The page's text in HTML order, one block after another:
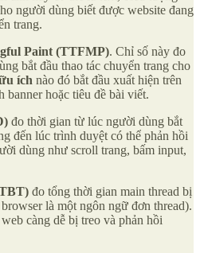
người dùng biết được website đang
trang.
Paint (TTFMP). Chỉ số này đo
bắt đầu thao tác chuyển trang cho
ích nào đó bắt đầu xuất hiện trên
banner hoặc tiêu đề bài viết.
đo thời gian từ lúc người dùng bắt
đến lúc trình duyệt có thể phản hồi
dùng như scroll trang, bấm input,
đo tổng thời gian main thread bị
là một ngôn ngữ đơn thread).
càng dễ bị treo và phản hồi